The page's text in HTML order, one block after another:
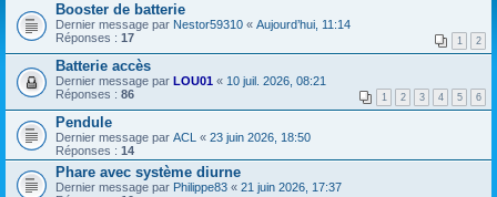
Booster de batterie
Dernier message par Nestor59310 « Aujourd’hui, 11:14
Réponses : 17 1 2
Batterie accès
Dernier message par LOU01 « 10 juil. 2026, 08:21
Réponses : 86 1 2 3 4 5 6
Pendule
Dernier message par ACL « 23 juin 2026, 18:50
Réponses : 14
Phare avec système diurne
Dernier message par Philippe83 « 21 juin 2026, 17:37